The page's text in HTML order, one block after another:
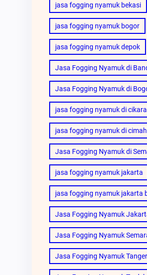
jasa fogging nyamuk bekasi
jasa fogging nyamuk bogor
jasa fogging nyamuk depok
Jasa Fogging Nyamuk di
Jasa Fogging Nyamuk di
jasa fogging nyamuk di
jasa fogging nyamuk di
Jasa Fogging Nyamuk di
jasa fogging nyamuk jakarta
jasa fogging nyamuk jakarta
Jasa Fogging Nyamuk
Jasa Fogging Nyamuk
Jasa Fogging Nyamuk